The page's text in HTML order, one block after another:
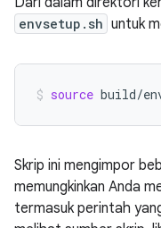
envsetup.sh untuk
source build/
Skrip ini mengimpor
memungkinkan Anda
termasuk perintah